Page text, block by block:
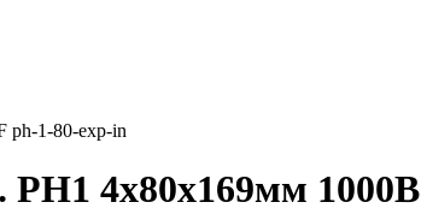
ph-1-80-exp-in
PH1 4x80х169мм